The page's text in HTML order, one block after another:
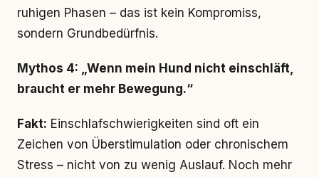
ruhigen Phasen – das ist kein Kompromiss,
sondern Grundbedürfnis.
Mythos 4: „Wenn mein Hund nicht einschläft,
braucht er mehr Bewegung.“
Fakt: Einschlafschwierigkeiten sind oft ein
Zeichen von Überstimulation oder chronischem
Stress – nicht von zu wenig Auslauf. Noch mehr